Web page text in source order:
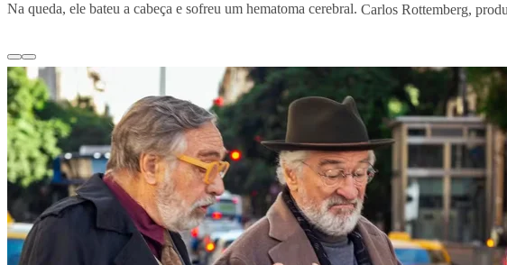
Na queda, ele bateu a cabeça e sofreu um hematoma cerebral. Carlos Rottemberg,